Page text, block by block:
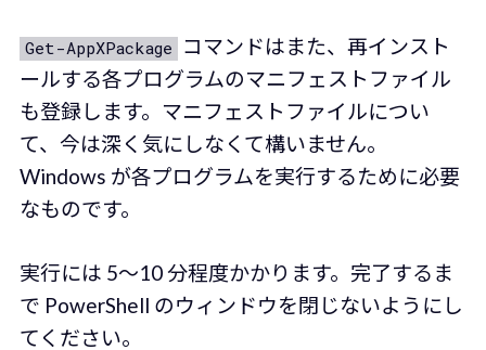
Get-AppXPackage コマンドはまた、再インスト
ールする各プログラムのマニフェストファイル
も登録します。マニフェストファイルについ
て、今は深く気にしなくて構いません。
Windows が各プログラムを実行するために必要
なものです。
実行には 5〜10 分程度かかります。完了するま
で PowerShell のウィンドウを閉じないようにし
てください。